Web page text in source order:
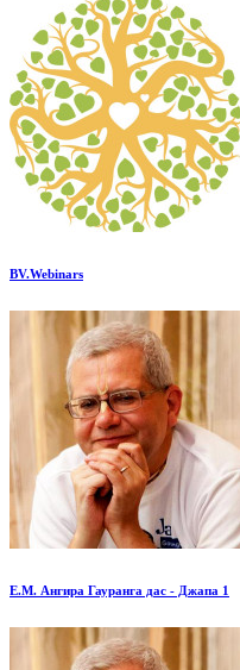
BV.Webinars
Е.М. Ангира Гауранга дас - Джапа 1